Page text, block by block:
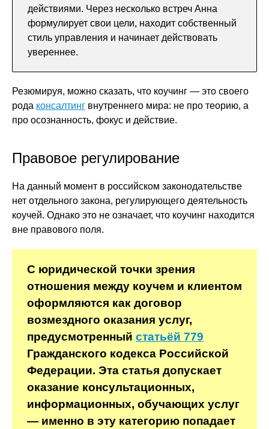
действиями. Через несколько встреч Анна
формулирует свои цели, находит собственный
стиль управления и начинает действовать
увереннее.
Резюмируя, можно сказать, что коучинг — это своего
рода консалтинг внутреннего мира: не про теорию, а
про осознанность, фокус и действие.
Правовое регулирование
На данный момент в российском законодательстве
нет отдельного закона, регулирующего деятельность
коучей. Однако это не означает, что коучинг находится
вне правового поля.
С юридической точки зрения
отношения между коучем и клиентом
оформляются как договор
возмездного оказания услуг,
предусмотренный статьёй 779
Гражданского кодекса Российской
Федерации. Эта статья допускает
оказание консультационных,
информационных, обучающих услуг
— именно в эту категорию попадает